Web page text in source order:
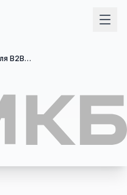
Telegram Ads для B2B-канала: 62 лида по 1210₽ для компании по автоматизации бизнеса